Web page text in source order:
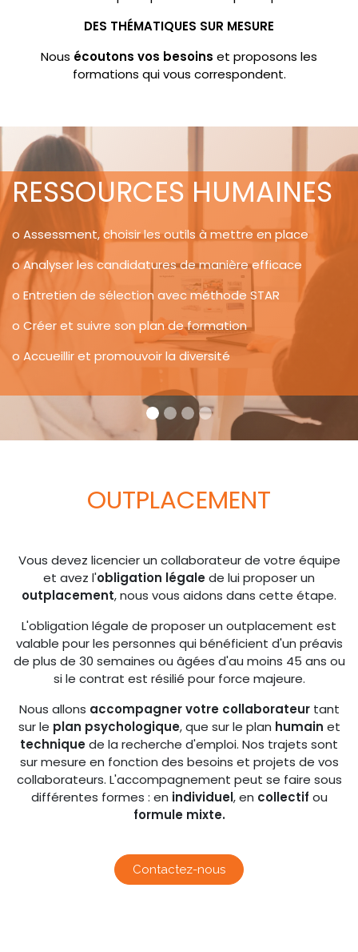
DES THÉMATIQUES SUR MESURE
Nous écoutons vos besoins et proposons les
formations qui vous correspondent.
RESSOURCES HUMAINES
o Assessment, choisir les outils à mettre en place
o Analyser les candidatures de manière efficace
o Entretien de sélection avec méthode STAR
o Créer et suivre son plan de formation
o Accueillir et promouvoir la diversité
OUTPLACEMENT
Vous devez licencier un collaborateur de votre équipe
et avez l'obligation légalede lui proposer un
outplacement, nous vous aidons dans cette étape.
L'obligation légale de proposer un outplacement est
valable pour les personnes qui bénéficient d'un préavis
de plus de 30 semaines ou âgées d'au moins 45 ans ou
si le contrat est résilié pour force majeure.
Nous allons accompagner votre collaborateurtant
sur le plan psychologique, que sur le plan humain et
techniquede la recherche d'emploi. Nos trajets sont
sur mesure en fonction des besoins et projets de vos
collaborateurs. L'accompagnement peut se faire sous
différentes formes : en individuel, en collectif ou
formule mixte.
Contactez-nous